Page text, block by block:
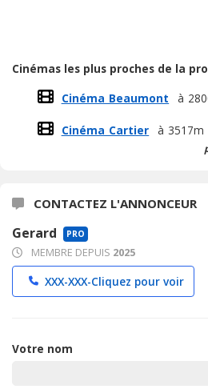
Cinémas les plus proches de la
Cinéma Beaumont
à
Cinéma Cartier à 3517m
CONTACTEZ L'ANNONCEUR
Gerard PRO
MEMBRE DEPUIS 2025
XXX-XXX-Cliquez pour voir
Votre nom